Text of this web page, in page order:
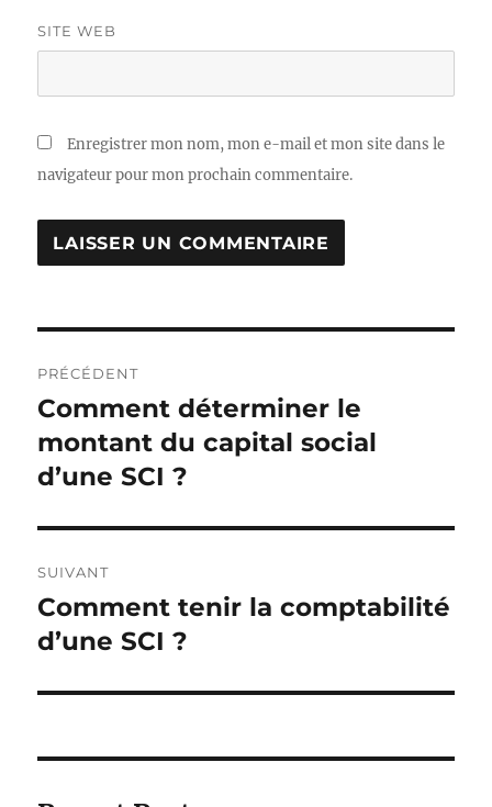
SITE WEB
Enregistrer mon nom, mon e-mail et mon site dans le
navigateur pour mon prochain commentaire.
de
l’article
PRÉCÉDENT
Publication
précédente :
Comment déterminer le
montant du capital social
d’une SCI ?
SUIVANT
Publication
suivante :
Comment tenir la comptabilité
d’une SCI ?